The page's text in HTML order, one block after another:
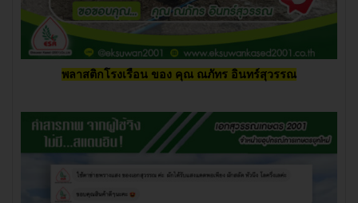
พลาสติกโรงเรือน ของ คุณ ณภัทร อินทร์สุวรรณ